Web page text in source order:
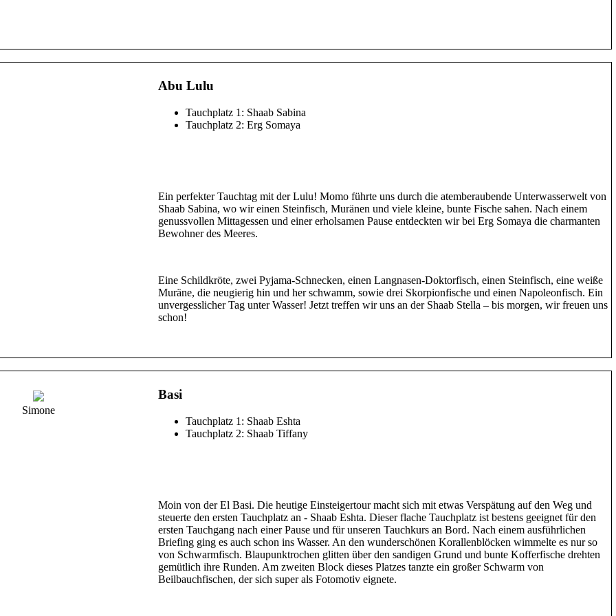
Abu Lulu
Tauchplatz 1: Shaab Sabina
Tauchplatz 2: Erg Somaya
Ein perfekter Tauchtag mit der Lulu! Momo führte uns durch die atemberaubende Unterwasserwelt von
Shaab Sabina, wo wir einen Steinfisch, Muränen und viele kleine, bunte Fische sahen. Nach einem
genussvollen Mittagessen und einer erholsamen Pause entdeckten wir bei Erg Somaya die charmanten
Bewohner des Meeres.
Eine Schildkröte, zwei Pyjama-Schnecken, einen Langnasen-Doktorfisch, einen Steinfisch, eine weiße
Muräne, die neugierig hin und her schwamm, sowie drei Skorpionfische und einen Napoleonfisch. Ein
unvergesslicher Tag unter Wasser! Jetzt treffen wir uns an der Shaab Stella – bis morgen, wir freuen uns
schon!
Simone
Basi
Tauchplatz 1: Shaab Eshta
Tauchplatz 2: Shaab Tiffany
Moin von der El Basi. Die heutige Einsteigertour macht sich mit etwas Verspätung auf den Weg und
steuerte den ersten Tauchplatz an - Shaab Eshta. Dieser flache Tauchplatz ist bestens geeignet für den
ersten Tauchgang nach einer Pause und für unseren Tauchkurs an Bord. Nach einem ausführlichen
Briefing ging es auch schon ins Wasser. An den wunderschönen Korallenblöcken wimmelte es nur so
von Schwarmfisch. Blaupunktrochen glitten über den sandigen Grund und bunte Kofferfische drehten
gemütlich ihre Runden. Am zweiten Block dieses Platzes tanzte ein großer Schwarm von
Beilbauchfischen, der sich super als Fotomotiv eignete.